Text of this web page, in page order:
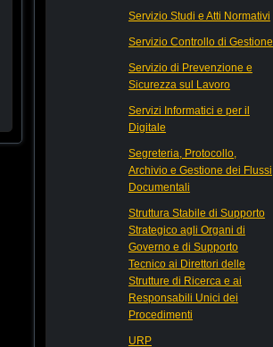
Servizio Studi e Atti Normativi
Servizio Controllo di Gestione
Servizio di Prevenzione e
Sicurezza sul Lavoro
Servizi Informatici e per il
Digitale
Segreteria, Protocollo,
Archivio e Gestione dei Flussi
Documentali
Struttura Stabile di Supporto
Strategico agli Organi di
Governo e di Supporto
Tecnico ai Direttori delle
Strutture di Ricerca e ai
Responsabili Unici dei
Procedimenti
URP